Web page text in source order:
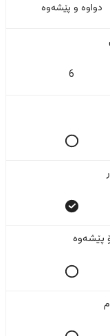
دواوە و پێشەوە
6
پێشەوە